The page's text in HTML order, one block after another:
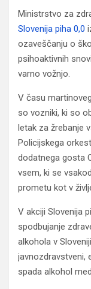
Ministrstvo za
Slovenija piha 0,0
ozaveščanju o
psihoaktivnih
varno vožnjo.
V času
so vozniki, ki so
letak za žrebanje
Policijskega
dodatnega gosta
vsem, ki se
prometu kot v
V akciji Slovenija
spodbujanje
alkohola v
javnozdravstveni,
spada alkohol